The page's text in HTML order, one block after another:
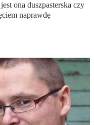
ona duszpasterska czy
naprawdę